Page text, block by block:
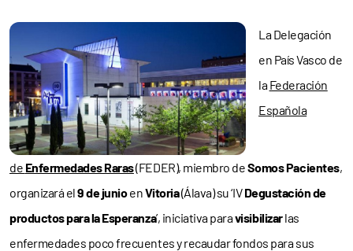
La Delegación
en País Vasco de
laFederación
Española
de Enfermedades Raras(FEDER), miembro deSomos Pacientes,
organizará el9 de junioenVitoria(Álava) su ‘IVDegustación de
productos para la Esperanza’, iniciativa paravisibilizarlas
enfermedades poco frecuentes y recaudar fondos para sus